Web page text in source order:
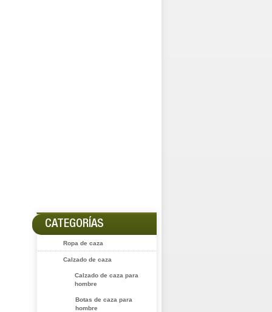
CATEGORÍAS
Ropa de caza
Calzado de caza
Calzado de caza para
hombre
Botas de caza para
hombre